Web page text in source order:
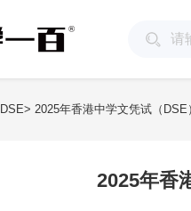
> 2025年香港中学文凭试（
2025年香